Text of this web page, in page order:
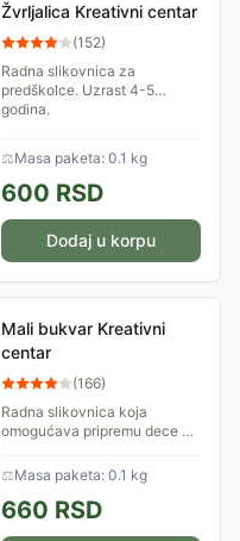
Žvrljalica Kreativni centar
(152)
Radna slikovnica za
predškolce. Uzrast 4-5
godina.
⚖Masa paketa: 0.1 kg
600 RSD
Dodaj u korpu
Mali bukvar Kreativni
centar
(166)
Radna slikovnica koja
omogućava pripremu dece za
⚖Masa paketa: 0.1 kg
660 RSD